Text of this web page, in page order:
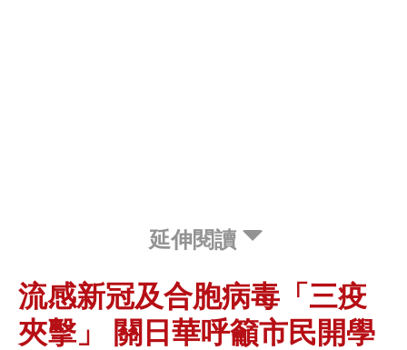
延伸閱讀
流感新冠及合胞病毒「三疫
夾擊」 關日華呼籲市民開學